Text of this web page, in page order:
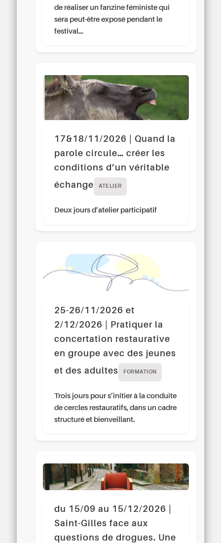
de réaliser un fanzine féministe qui
sera peut-être exposé pendant le
festival…
17&18/11/2026 | Quand la
parole circule… créer les
conditions d’un véritable
échange
ATELIER
Deux jours d’atelier participatif
25-26/11/2026 et
2/12/2026 | Pratiquer la
concertation restaurative
en groupe avec des jeunes
et des adultes
FORMATION
Trois jours pour s’initier à la conduite
de cercles restauratifs, dans un cadre
structuré et bienveillant.
du 15/09 au 15/12/2026 |
Saint-Gilles face aux
questions de drogues. Une